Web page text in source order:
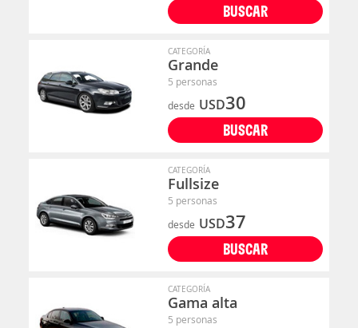
BUSCAR
CATEGORÍA
Grande
5 personas
desde USD30
BUSCAR
CATEGORÍA
Fullsize
5 personas
desde USD37
BUSCAR
CATEGORÍA
Gama alta
5 personas